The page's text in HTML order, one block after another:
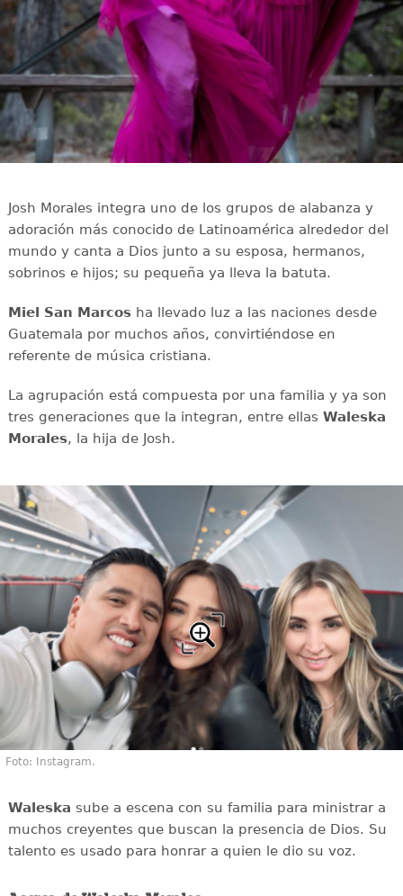
Josh Morales integra uno de los grupos de alabanza y
adoración más conocido de Latinoamérica alrededor del
mundo y canta a Dios junto a su esposa, hermanos,
sobrinos e hijos; su pequeña ya lleva la batuta.
Miel San Marcosha llevado luz a las naciones desde
Guatemala por muchos años, convirtiéndose en
referente de música cristiana.
La agrupación está compuesta por una familia y ya son
tres generaciones que la integran, entre ellas Waleska
Morales, la hija de Josh.
Foto: Instagram.
Waleska sube a escena con su familia para ministrar a
muchos creyentes que buscan la presencia de Dios. Su
talento es usado para honrar a quien le dio su voz.